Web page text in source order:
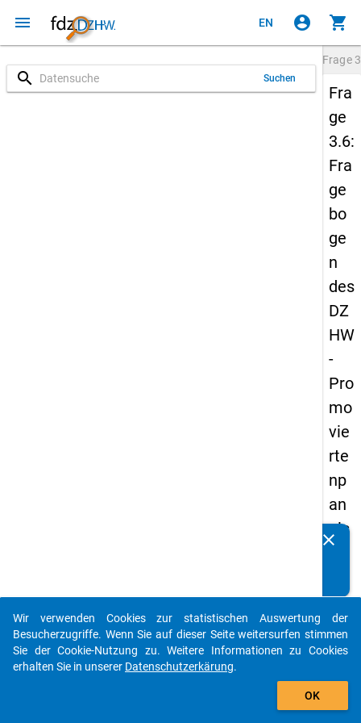
menu EN account_circle shopping_cart
search Suchen
Frage
Fra
ge
3.6:
Fra
ge
bo
ge
n
des
DZ
HW
-
Pro
mo
vie
rte
np
an
els
-
vie
rte
clear
auto_stories
add_shopping_cart
Wir verwenden Cookies zur statistischen Auswertung der
Besucherzugriffe. Wenn Sie auf dieser Seite weitersurfen stimmen
Sie der Cookie-Nutzung zu. Weitere Informationen zu Cookies
erhalten Sie in unserer Datenschutzerkärung.
OK